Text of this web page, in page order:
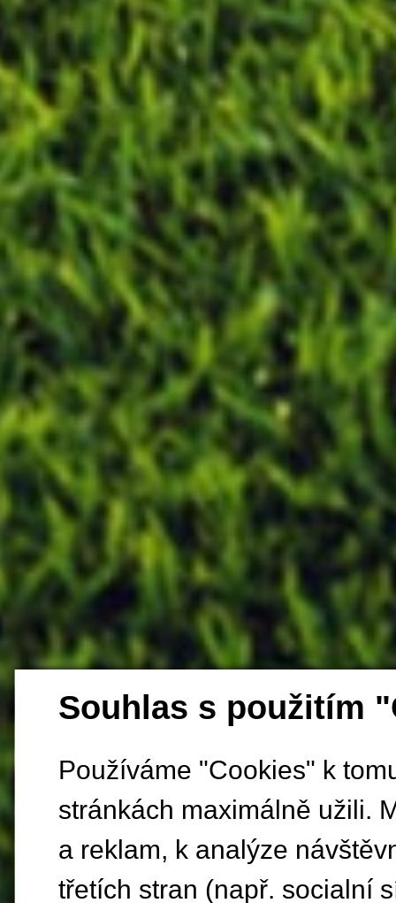
Souhlas s použitím
Používáme "Cookies" k
stránkách maximálně užili.
a reklam, k analýze
třetích stran (např. socialní